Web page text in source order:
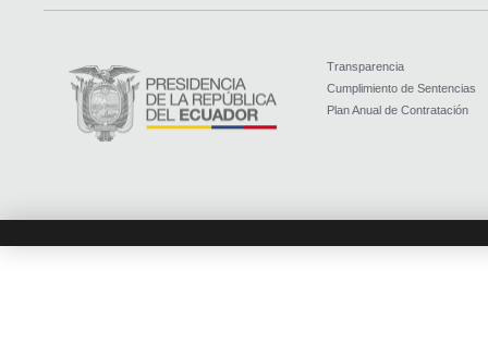
Transparencia
Cumplimiento de Sentencias
Plan Anual de Contratación